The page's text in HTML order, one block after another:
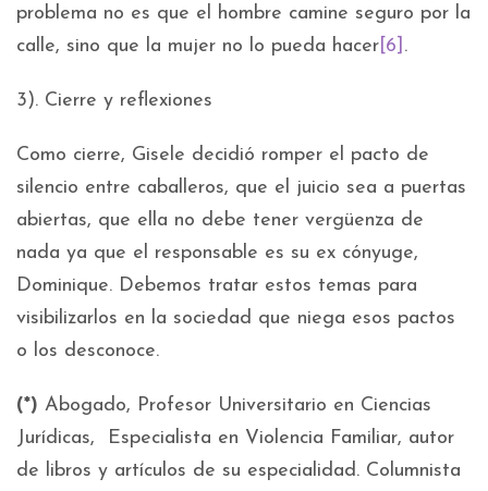
problema no es que el hombre camine seguro por la
calle, sino que la mujer no lo pueda hacer [6] .
3). Cierre y reflexiones
Como cierre, Gisele decidió romper el pacto de
silencio entre caballeros, que el juicio sea a puertas
abiertas, que ella no debe tener vergüenza de
nada ya que el responsable es su ex cónyuge,
Dominique. Debemos tratar estos temas para
visibilizarlos en la sociedad que niega esos pactos
o los desconoce.
(*) Abogado, Profesor Universitario en Ciencias
Jurídicas, Especialista en Violencia Familiar, autor
de libros y artículos de su especialidad. Columnista